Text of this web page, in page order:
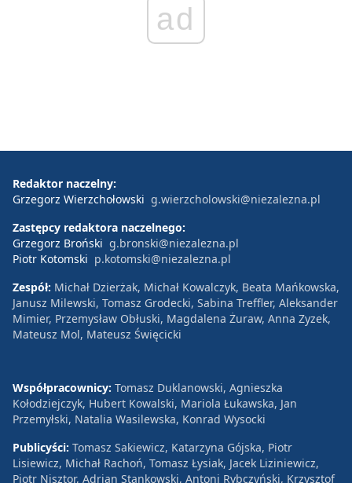
ad
Redaktor naczelny:
Grzegorz Wierzchołowski g.wierzcholowski@niezalezna.pl
Zastępcy redaktora naczelnego:
Grzegorz Broński g.bronski@niezalezna.pl
Piotr Kotomski p.kotomski@niezalezna.pl
Zespół: Michał Dzierżak, Michał Kowalczyk, Beata Mańkowska,
Janusz Milewski, Tomasz Grodecki, Sabina Treffler, Aleksander
Mimier, Przemysław Obłuski, Magdalena Żuraw, Anna Zyzek,
Mateusz Mol, Mateusz Święcicki
Współpracownicy: Tomasz Duklanowski, Agnieszka
Kołodziejczyk, Hubert Kowalski, Mariola Łukawska, Jan
Przemyłski, Natalia Wasilewska, Konrad Wysocki
Publicyści: Tomasz Sakiewicz, Katarzyna Gójska, Piotr
Lisiewicz, Michał Rachoń, Tomasz Łysiak, Jacek Liziniewicz,
Piotr Nisztor, Adrian Stankowski, Antoni Rybczyński, Krzysztof